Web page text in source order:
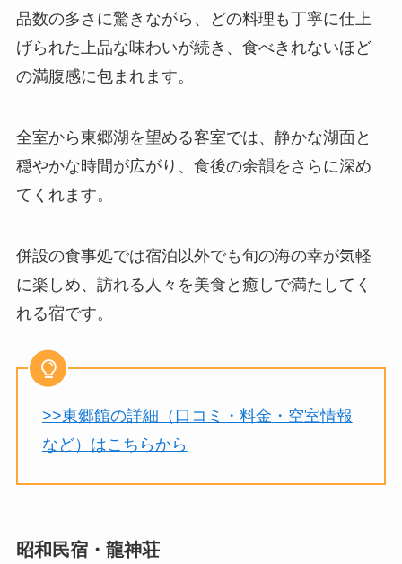
品数の多さに驚きながら、どの料理も丁寧に仕上
げられた上品な味わいが続き、食べきれないほど
の満腹感に包まれます。
全室から東郷湖を望める客室では、静かな湖面と
穏やかな時間が広がり、食後の余韻をさらに深め
てくれます。
併設の食事処では宿泊以外でも旬の海の幸が気軽
に楽しめ、訪れる人々を美食と癒しで満たしてく
れる宿です。
>>東郷館の詳細（口コミ・料金・空室情報
など）はこちらから
昭和民宿・龍神荘